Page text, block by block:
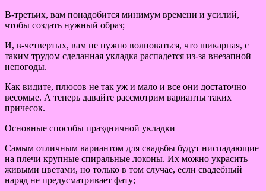
В-третьих, вам понадобится минимум времени и усилий,
чтобы создать нужный образ;
И, в-четвертых, вам не нужно волноваться, что шикарная, с
таким трудом сделанная укладка распадется из-за внезапной
непогоды.
Как видите, плюсов не так уж и мало и все они достаточно
весомые. А теперь давайте рассмотрим варианты таких
причесок.
Основные способы праздничной укладки
Самым отличным вариантом для свадьбы будут ниспадающие
на плечи крупные спиральные локоны. Их можно украсить
живыми цветами, но только в том случае, если свадебный
наряд не предусматривает фату;